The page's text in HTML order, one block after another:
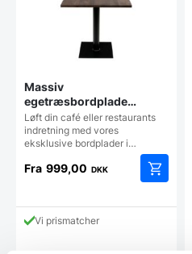
Massiv
egetræsbordplade
smoked lakeret
Løft din café eller restaurants
indretning med vores
eksklusive bordplader i…
Fra 999,00 DKK
vare
Vi prismatcher